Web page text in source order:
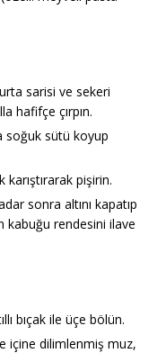
sarisi ve sekeri
hafifçe çırpın.
soğuk sütü koyup
karıştırarak pişirin.
sonra altını kapatıp
kabuğu rendesini ilave
bıçak ile üçe bölün.
içine dilimlenmiş muz,